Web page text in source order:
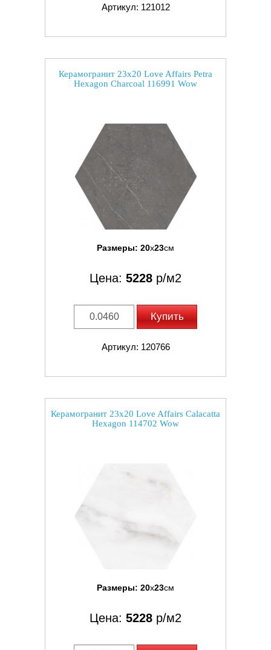
Артикул: 121012
Керамогранит 23x20 Love Affairs Petra
Hexagon Charcoal 116991 Wow
Размеры: 20x23см
Цена: 5228 р/м2
Купить
Артикул: 120766
Керамогранит 23x20 Love Affairs Calacatta
Hexagon 114702 Wow
Размеры: 20x23см
Цена: 5228 р/м2